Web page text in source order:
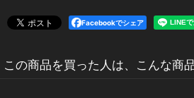
Facebookでシェア
この商品を買った人は、こんな商